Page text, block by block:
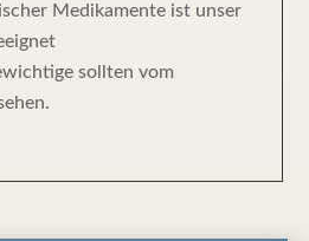
Medikamente ist unser
sollten vom